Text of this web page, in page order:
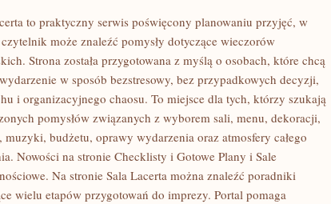
to praktyczny serwis poświęcony planowaniu przyjęć, w
może znaleźć pomysły dotyczące wieczorów
Strona została przygotowana z myślą o osobach, które chcą
w sposób bezstresowy, bez przypadkowych decyzji,
i organizacyjnego chaosu. To miejsce dla tych, którzy szukają
pomysłów związanych z wyborem sali, menu, dekoracji,
muzyki, budżetu, oprawy wydarzenia oraz atmosfery całego
Nowości na stronie Checklisty i Gotowe Plany i Sale
Na stronie Sala Lacerta można znaleźć poradniki
wielu etapów przygotowań do imprezy. Portal pomaga